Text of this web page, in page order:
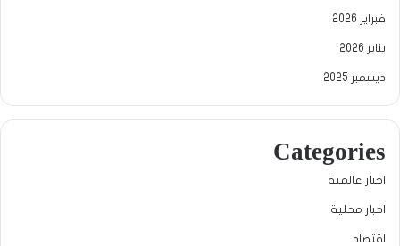
فبراير 2026
يناير 2026
ديسمبر 2025
Categories
اخبار عالمية
اخبار محلية
اقتصاد